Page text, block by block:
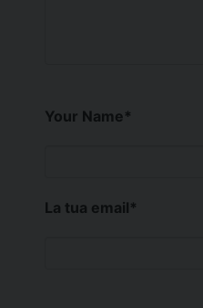
Your Name*
La tua email*